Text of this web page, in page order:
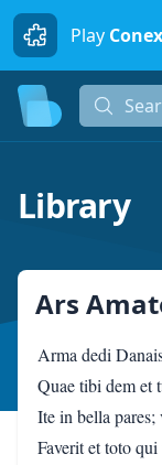
Play
Library
Ars
Arma dedi
Quae tibi dem et
Ite in bella
Faverit et toto